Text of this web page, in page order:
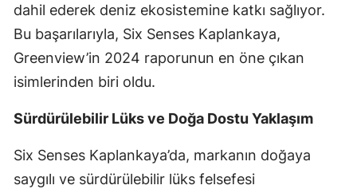
dahil ederek deniz ekosistemine katkı sağlıyor.
Bu başarılarıyla, Six Senses Kaplankaya,
Greenview’in 2024 raporunun en öne çıkan
isimlerinden biri oldu.
Sürdürülebilir Lüks ve Doğa Dostu Yaklaşım
Six Senses Kaplankaya’da, markanın doğaya
saygılı ve sürdürülebilir lüks felsefesi